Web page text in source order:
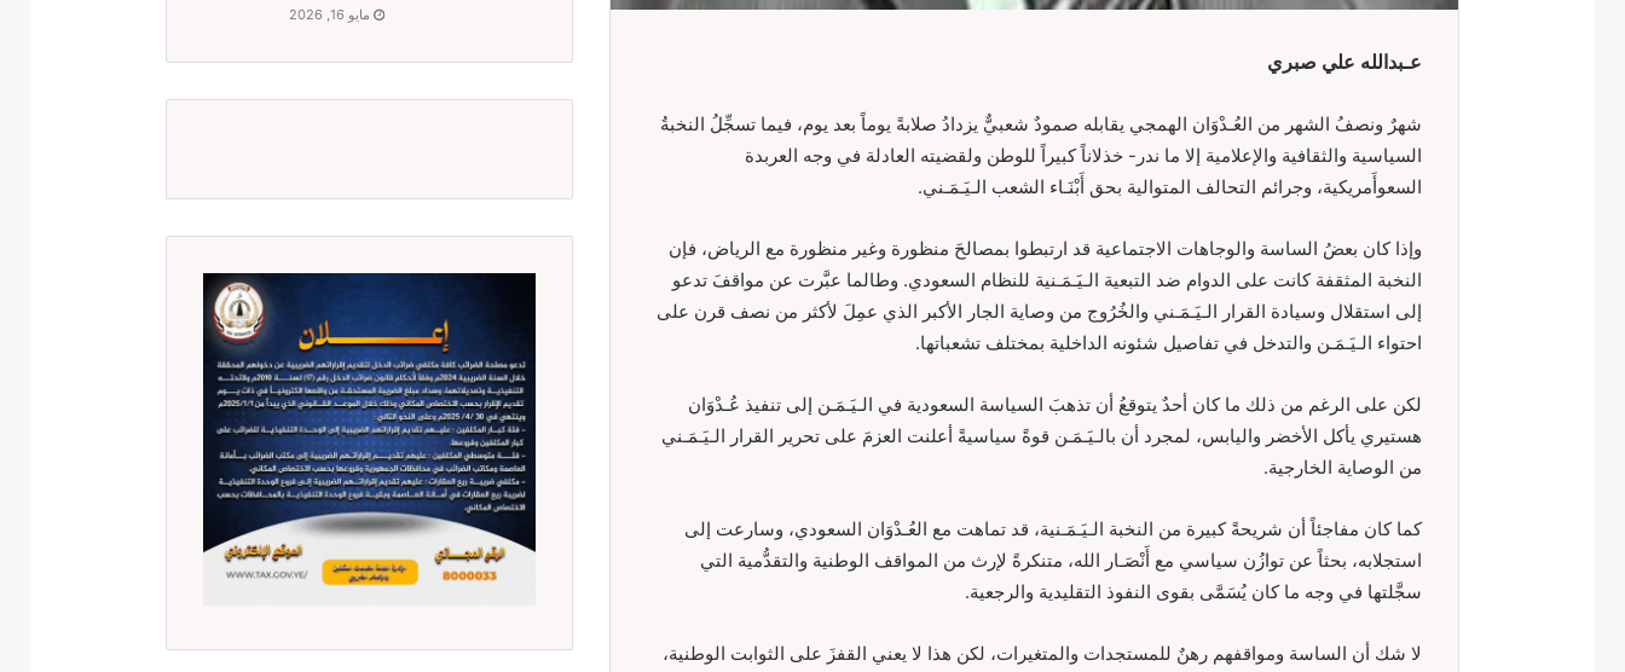
عـبدالله علي صبري
شهرٌ ونصفُ الشهر من العُـدْوَان الهمجي يقابله صمودٌ شعبيٌّ يزدادُ صلابةً يوماً بعد يوم، فيما تسجِّلُ النخبةُ
السياسية والثقافية والإعلامية إلا ما ندر- خذلاناً كبيراً للوطن ولقضيته العادلة في وجه العربدة
السعوأَمريكية، وجرائم التحالف المتوالية بحق أَبْنَـاء الشعب الـيَـمَـني.
وإذا كان بعضُ الساسة والوجاهات الاجتماعية قد ارتبطوا بمصالحَ منظورة وغير منظورة مع الرياض، فإن
النخبة المثقفة كانت على الدوام ضد التبعية الـيَـمَـنية للنظام السعودي. وطالما عبَّرت عن مواقفَ تدعو
إلى استقلال وسيادة القرار الـيَـمَـني والخُرُوج من وصاية الجار الأكبر الذي عمِلَ لأكثر من نصف قرن على
احتواء الـيَـمَـن والتدخل في تفاصيل شئونه الداخلية بمختلف تشعباتها.
لكن على الرغم من ذلك ما كان أحدٌ يتوقعُ أن تذهبَ السياسة السعودية في الـيَـمَـن إلى تنفيذ عُـدْوَان
هستيري يأكل الأخضر واليابس، لمجرد أن بالـيَـمَـن قوةً سياسيةً أعلنت العزمَ على تحرير القرار الـيَـمَـني
من الوصاية الخارجية.
كما كان مفاجئاً أن شريحةً كبيرة من النخبة الـيَـمَـنية، قد تماهت مع العُـدْوَان السعودي، وسارعت إلى
استجلابه، بحثاً عن توازُن سياسي مع أَنْصَـار الله، متنكرةً لإرث من المواقف الوطنية والتقدُّمية التي
سجَّلتها في وجه ما كان يُسَمَّى بقوى النفوذ التقليدية والرجعية.
لا شك أن الساسة ومواقفهم رهنٌ للمستجدات والمتغيرات، لكن هذا لا يعني القفزَ على الثوابت الوطنية،
مايو 16, 2026